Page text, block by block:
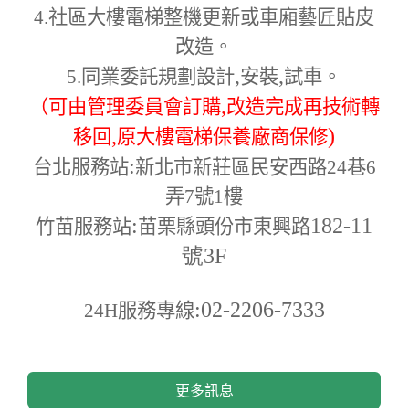
4.社區大樓電梯整機更新或車廂藝匠貼皮
改造。
5. 同業委託規劃設計,安裝,試車。
（可由管理委員會訂購,改造完成再技術轉
移回,原大樓電梯保養廠商保修)
台北服務站:新北市新莊區民安西路24巷6
弄7號1樓
竹苗服務站:苗栗縣頭份市東興路182-11
號3F
24H服務專線:02-2206-7333
更多訊息